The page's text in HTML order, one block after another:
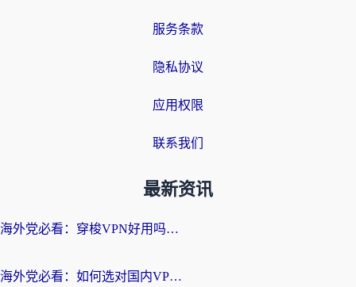
服务条款
隐私协议
应用权限
联系我们
最新资讯
海外党必看：穿梭VPN好用吗？和云帆VPN对比哪个回国效果更好？附真实测评+避坑指南
海外党必看：如何选对国内VPN，实现无缝访问国内资源？